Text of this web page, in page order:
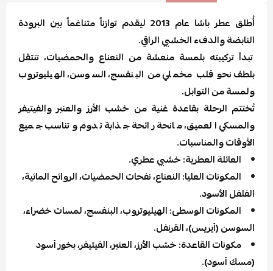
أُطلق عطر باشا عام 2013 ليقدم توازناً متناغماً بين البرودة
النابضة والدفء الخشبي الراقي.
تبدأ تركيبته بلمسة منعشة من النعناع والحمضيات، تنتقل
بلطف نحو قلب مخملي من البنفسج، السوسن، الهيليوتروب
ولمسة من التوابل.
تُختتم الرحلة بقاعدة غنية من خشب الأرز والعنبر والفيتيفر
والمسكي العميق، مانحة رائحة جذابة تدوم وتناسب جميع
الأوقات والمناسبات.
العائلة العطرية: خشبي عطري.
المكونات العليا: النعناع، نفحات الحمضيات، الروائح المائية،
الفلفل الأسود.
المكونات الوسطى: الهيليوتروب، البنفسج، لمسات خضراء،
السوسن (أيريس)، القرنفل.
مكونات القاعدة: خشب الأرز، العنبر، الفيتيفر، بخور أسود
(مسك أسود).